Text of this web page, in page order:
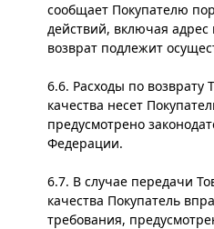
сообщает Покупателю
действий, включая адрес
возврат подлежит
6.6. Расходы по возврату
качества несет
предусмотрено
Федерации.
6.7. В случае передачи
качества Покупатель
требования,